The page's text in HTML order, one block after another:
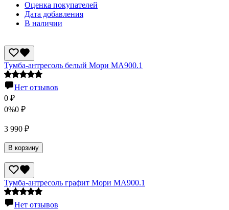
Оценка покупателей
Дата добавления
В наличии
Тумба-антресоль белый Мори МА900.1
Нет отзывов
0 ₽
0%0 ₽
3 990 ₽
В корзину
Тумба-антресоль графит Мори МА900.1
Нет отзывов